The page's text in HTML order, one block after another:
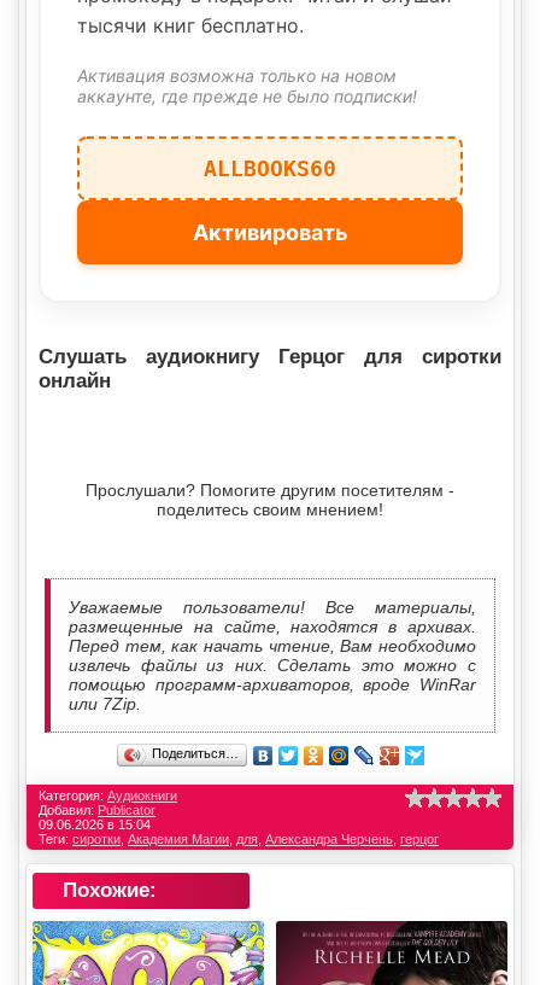
тысячи книг бесплатно.
Активация возможна только на новом
аккаунте, где прежде не было подписки!
ALLBOOKS60
Активировать
Слушать аудиокнигу Герцог для сиротки
онлайн
Прослушали? Помогите другим посетителям -
поделитесь своим мнением!
Уважаемые пользователи! Все материалы,
размещенные на сайте, находятся в архивах.
Перед тем, как начать чтение, Вам необходимо
извлечь файлы из них. Сделать это можно с
помощью программ-архиваторов, вроде WinRar
или 7Zip.
Поделиться…
Категория: Аудиокниги
Добавил: Publicator
09.06.2026 в 15:04
Теги: сиротки Академия Магии для Александра Черчень герцог
Похожие: